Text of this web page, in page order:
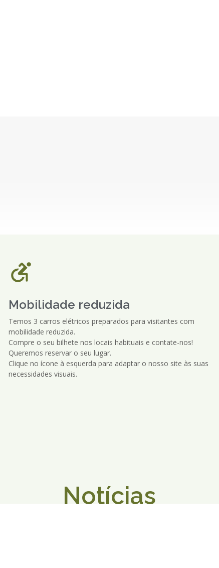
Mobilidade reduzida
Temos 3 carros elétricos preparados para visitantes com
mobilidade reduzida.
Compre o seu bilhete nos locais habituais e contate-nos!
Queremos reservar o seu lugar.
Clique no ícone à esquerda para adaptar o nosso site às suas
necessidades visuais.
Notícias